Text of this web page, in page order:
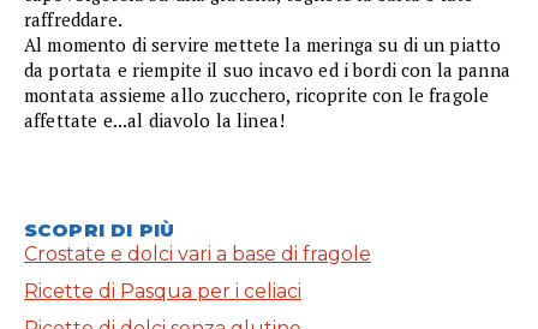
raffreddare.
Al momento di servire mettete la meringa su di un piatto
da portata e riempite il suo incavo ed i bordi con la panna
montata assieme allo zucchero, ricoprite con le fragole
affettate e...al diavolo la linea!
SCOPRI DI PIÙ
Crostate e dolci vari a base di fragole
Ricette di Pasqua per i celiaci